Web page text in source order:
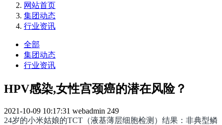
网站首页
集团动态
行业资讯
全部
集团动态
行业资讯
HPV感染,女性宫颈癌的潜在风险？
2021-10-09 10:17:31 webadmin 249
24岁的小米姑娘的TCT（液基薄层细胞检测）结果：非典型鳞